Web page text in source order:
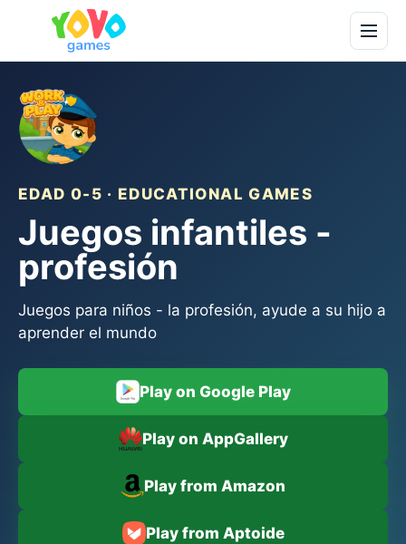
EDAD 0-5 · EDUCATIONAL GAMES
Juegos infantiles -
profesión
Juegos para niños - la profesión, ayude a su hijo a
aprender el mundo
Play on Google Play
Play on AppGallery
Play from Amazon
Play from Aptoide